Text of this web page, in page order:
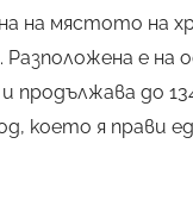
на мястото на
Разположена е
продължава до
което я прави